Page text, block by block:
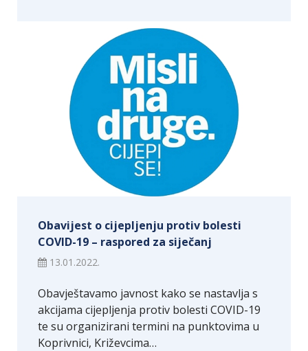
Obavijest o cijepljenju protiv bolesti
COVID-19 – raspored za siječanj
13.01.2022.
Obavještavamo javnost kako se nastavlja s
akcijama cijepljenja protiv bolesti COVID-19
te su organizirani termini na punktovima u
Koprivnici, Križevcima…